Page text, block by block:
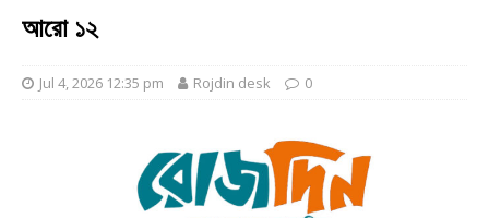
আরো ১২
Jul 4, 2026 12:35 pm Rojdin desk 0